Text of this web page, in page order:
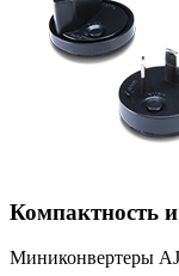
Компактность
Миниконвертеры